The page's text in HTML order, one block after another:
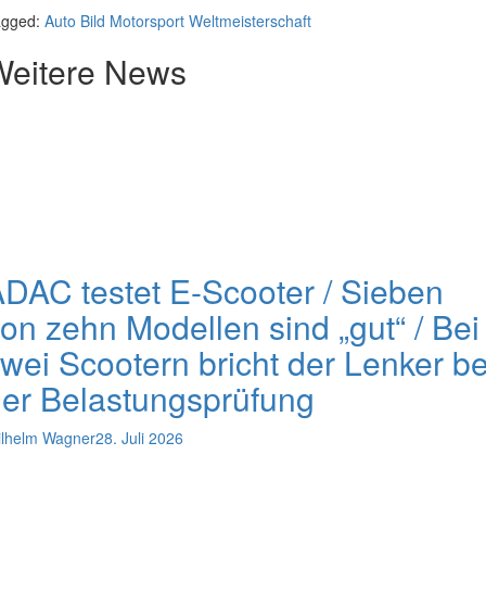
Auto Bild Motorsport Weltmeisterschaft
News
testet E-Scooter / Sieben
zehn Modellen sind „gut“ / Bei
Scootern bricht der Lenker
Belastungsprüfung
Wagner28. Juli 2026